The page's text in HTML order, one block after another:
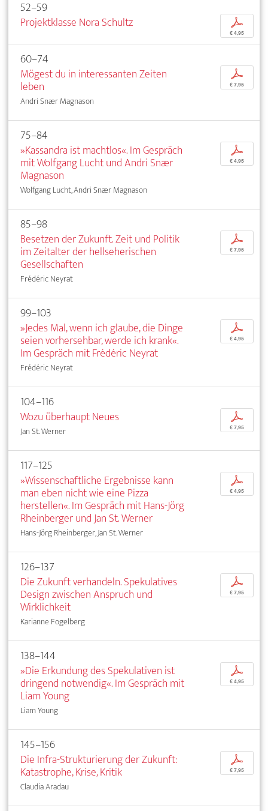
52–59
Projektklasse Nora Schultz
p
€ 4,95
60–74
Mögest du in interessanten Zeiten
leben
Andri Snær Magnason
p
€ 7,95
75–84
»Kassandra ist machtlos«. Im Gespräch
mit Wolfgang Lucht und Andri Snær
Magnason
Wolfgang Lucht, Andri Snær Magnason
p
€ 4,95
85–98
Besetzen der Zukunft. Zeit und Politik
im Zeitalter der hellseherischen
Gesellschaften
Frédéric Neyrat
p
€ 7,95
99–103
»Jedes Mal, wenn ich glaube, die Dinge
seien vorhersehbar, werde ich krank«.
Im Gespräch mit Frédéric Neyrat
Frédéric Neyrat
p
€ 4,95
104–116
Wozu überhaupt Neues
Jan St. Werner
p
€ 7,95
117–125
»Wissenschaftliche Ergebnisse kann
man eben nicht wie eine Pizza
herstellen«. Im Gespräch mit Hans-Jörg
Rheinberger und Jan St. Werner
Hans-Jörg Rheinberger, Jan St. Werner
p
€ 4,95
126–137
Die Zukunft verhandeln. Spekulatives
Design zwischen Anspruch und
Wirklichkeit
Karianne Fogelberg
p
€ 7,95
138–144
»Die Erkundung des Spekulativen ist
dringend notwendig«. Im Gespräch mit
Liam Young
Liam Young
p
€ 4,95
145–156
Die Infra-Strukturierung der Zukunft:
Katastrophe, Krise, Kritik
Claudia Aradau
p
€ 7,95